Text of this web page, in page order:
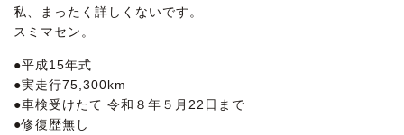
私、まったく詳しくないです。
スミマセン。
●平成15年式
●実走行75,300km
●車検受けたて 令和８年５月22日まで
●修復歴無し